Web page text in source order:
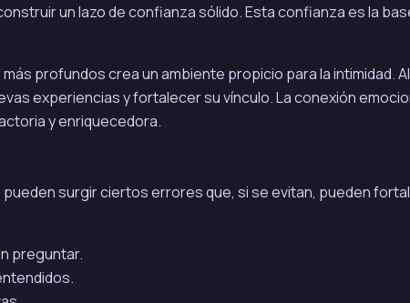
un lazo de confianza sólido. Esta confianza es la
profundos crea un ambiente propicio para la intimidad. Al
experiencias y fortalecer su vínculo. La conexión
y enriquecedora.
surgir ciertos errores que, si se evitan, pueden
preguntar.